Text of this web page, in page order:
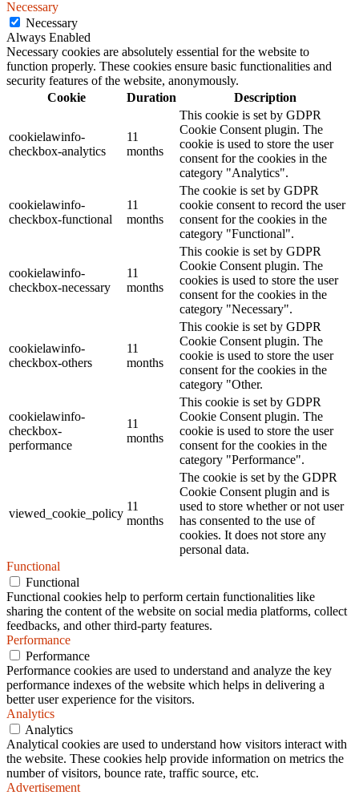
Necessary
Necessary
Always Enabled
Necessary cookies are absolutely essential for the website to
function properly. These cookies ensure basic functionalities and
security features of the website, anonymously.
Cookie
Duration Description
cookielawinfo-
checkbox-analytics
11
months
This cookie is set by GDPR
Cookie Consent plugin. The
cookie is used to store the user
consent for the cookies in the
category "Analytics".
cookielawinfo-
checkbox-functional
11
months
The cookie is set by GDPR
cookie consent to record the user
consent for the cookies in the
category "Functional".
cookielawinfo-
checkbox-necessary
11
months
This cookie is set by GDPR
Cookie Consent plugin. The
cookies is used to store the user
consent for the cookies in the
category "Necessary".
cookielawinfo-
checkbox-others
11
months
This cookie is set by GDPR
Cookie Consent plugin. The
cookie is used to store the user
consent for the cookies in the
category "Other.
cookielawinfo-
checkbox-
performance
11
months
This cookie is set by GDPR
Cookie Consent plugin. The
cookie is used to store the user
consent for the cookies in the
category "Performance".
viewed_cookie_policy
11
months
The cookie is set by the GDPR
Cookie Consent plugin and is
used to store whether or not user
has consented to the use of
cookies. It does not store any
personal data.
Functional
Functional
Functional cookies help to perform certain functionalities like
sharing the content of the website on social media platforms, collect
feedbacks, and other third-party features.
Performance
Performance
Performance cookies are used to understand and analyze the key
performance indexes of the website which helps in delivering a
better user experience for the visitors.
Analytics
Analytics
Analytical cookies are used to understand how visitors interact with
the website. These cookies help provide information on metrics the
number of visitors, bounce rate, traffic source, etc.
Advertisement